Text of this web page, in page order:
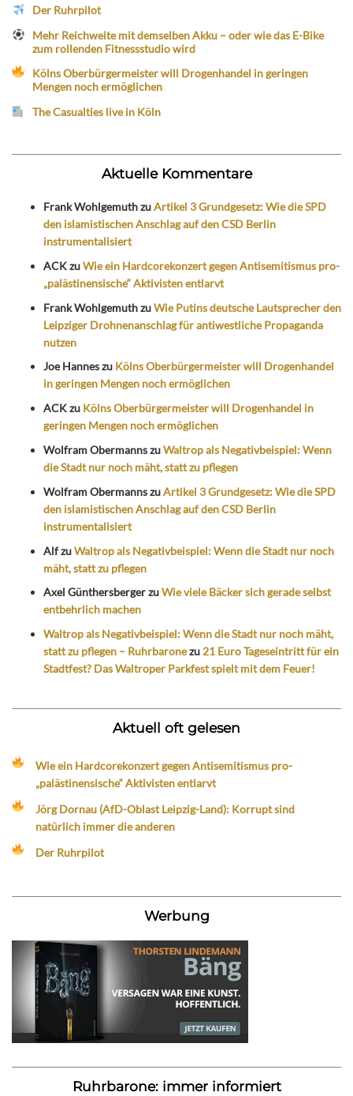
Der Ruhrpilot
Mehr Reichweite mit demselben Akku – oder wie das E-Bike
zum rollenden Fitnessstudio wird
Kölns Oberbürgermeister will Drogenhandel in geringen
Mengen noch ermöglichen
The Casualties live in Köln
Aktuelle Kommentare
Frank WohlgemuthzuArtikel 3 Grundgesetz: Wie die SPD
den islamistischen Anschlag auf den CSD Berlin
instrumentalisiert
ACKzuWie ein Hardcorekonzert gegen Antisemitismus pro-
„palästinensische“ Aktivisten entlarvt
Frank WohlgemuthzuWie Putins deutsche Lautsprecher den
Leipziger Drohnenanschlag für antiwestliche Propaganda
nutzen
Joe Hanneszu Kölns Oberbürgermeister will Drogenhandel
in geringen Mengen noch ermöglichen
ACKzu Kölns Oberbürgermeister will Drogenhandel in
geringen Mengen noch ermöglichen
Wolfram ObermannszuWaltrop als Negativbeispiel: Wenn
die Stadt nur noch mäht, statt zu pflegen
Wolfram ObermannszuArtikel 3 Grundgesetz: Wie die SPD
den islamistischen Anschlag auf den CSD Berlin
instrumentalisiert
AlfzuWaltrop als Negativbeispiel: Wenn die Stadt nur noch
mäht, statt zu pflegen
Axel GünthersbergerzuWie viele Bäcker sich gerade selbst
entbehrlich machen
Waltrop als Negativbeispiel: Wenn die Stadt nur noch mäht,
statt zu pflegen – Ruhrbaronezu 21 Euro Tageseintritt für ein
Stadtfest? Das Waltroper Parkfest spielt mit dem Feuer!
Aktuell oft gelesen
Wie ein Hardcorekonzert gegen Antisemitismus pro-
„palästinensische“ Aktivisten entlarvt
Jörg Dornau (AfD-Oblast Leipzig-Land): Korrupt sind
natürlich immer die anderen
Der Ruhrpilot
Werbung
Ruhrbarone: immer informiert